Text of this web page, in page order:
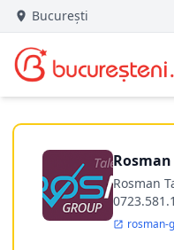
București
Rosman
oferarosman-